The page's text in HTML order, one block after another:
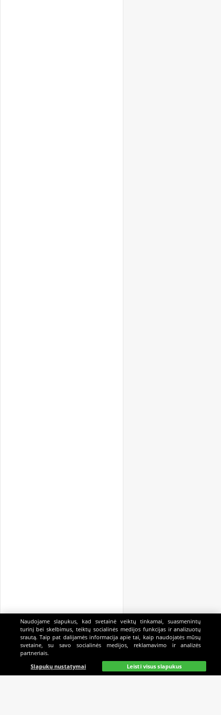
Pagrindinis Gyvai Paieška Mano Kazino
Naudojame slapukus, kad svetainė veiktų tinkamai, suasmenintų
turinį bei skelbimus, teiktų socialinės medijos funkcijas ir analizuotų
srautą. Taip pat dalijamės informacija apie tai, kaip naudojatės mūsų
svetaine, su savo socialinės medijos, reklamavimo ir analizės
partneriais.
Slapukų nustatymai
Leisti visus slapukus